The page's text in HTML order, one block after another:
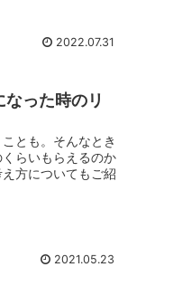
2022.07.31
なった時のリ
とも。そんなとき
らいもらえるのか
方についてもご紹
2021.05.23